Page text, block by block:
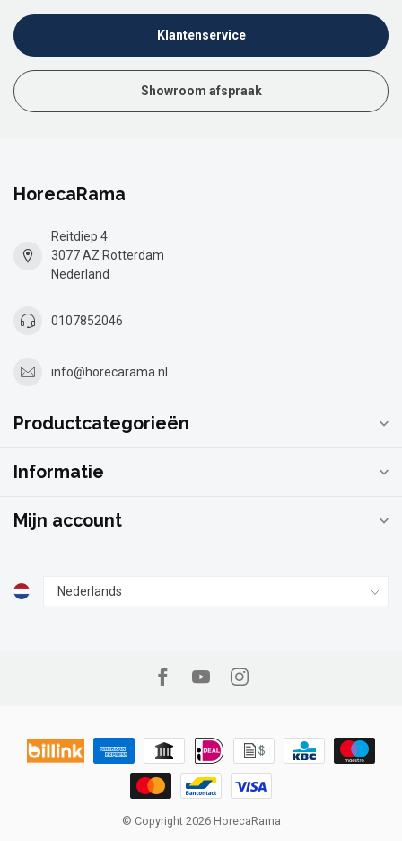
Klantenservice
Showroom afspraak
HorecaRama
Reitdiep 4
3077 AZ Rotterdam
Nederland
0107852046
info@horecarama.nl
Productcategorieën
Informatie
Mijn account
© Copyright 2026 HorecaRama